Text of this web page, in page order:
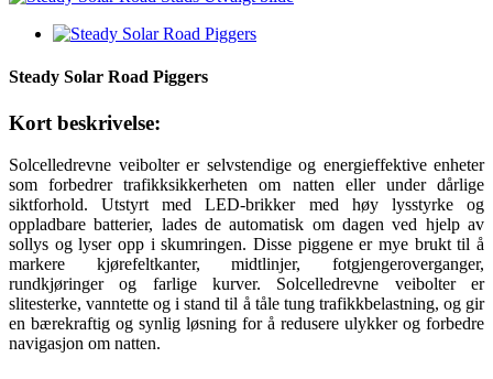
Steady Solar Road Piggers
Kort beskrivelse:
Solcelledrevne veibolter er selvstendige og energieffektive enheter
som forbedrer trafikksikkerheten om natten eller under dårlige
siktforhold. Utstyrt med LED-brikker med høy lysstyrke og
oppladbare batterier, lades de automatisk om dagen ved hjelp av
sollys og lyser opp i skumringen. Disse piggene er mye brukt til å
markere kjørefeltkanter, midtlinjer, fotgjengeroverganger,
rundkjøringer og farlige kurver. Solcelledrevne veibolter er
slitesterke, vanntette og i stand til å tåle tung trafikkbelastning, og gir
en bærekraftig og synlig løsning for å redusere ulykker og forbedre
navigasjon om natten.